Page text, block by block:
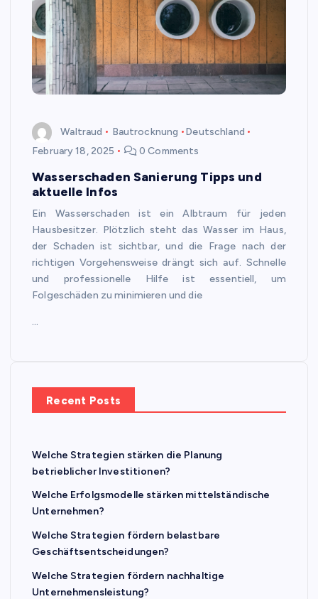
Waltraud Bautrocknung
Deutschland
February 18, 2025
0 Comments
Wasserschaden Sanierung Tipps und
aktuelle Infos
Ein Wasserschaden ist ein Albtraum für jeden
Hausbesitzer. Plötzlich steht das Wasser im Haus,
der Schaden ist sichtbar, und die Frage nach der
richtigen Vorgehensweise drängt sich auf. Schnelle
und professionelle Hilfe ist essentiell, um
Folgeschäden zu minimieren und die
…
Recent Posts
Welche Strategien stärken die Planung
betrieblicher Investitionen?
Welche Erfolgsmodelle stärken mittelständische
Unternehmen?
Welche Strategien fördern belastbare
Geschäftsentscheidungen?
Welche Strategien fördern nachhaltige
Unternehmensleistung?